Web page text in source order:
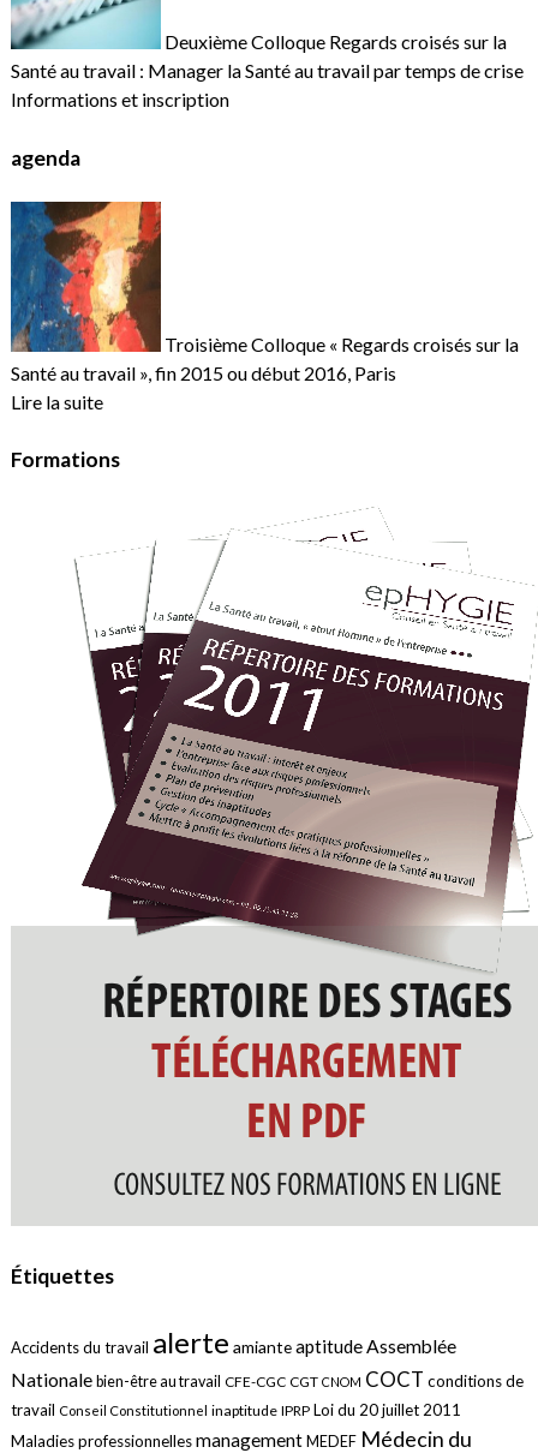
Deuxième Colloque Regards croisés sur la
Santé au travail : Manager la Santé au travail par temps de crise
Informations et inscription
agenda
Troisième Colloque « Regards croisés sur la
Santé au travail », fin 2015 ou début 2016, Paris
Lire la suite
Formations
Étiquettes
Accidents du travail alerte amianteaptitude Assemblée
Nationale bien-être au travail CFE-CGC CGT CNOM COCT conditions de
travail Conseil Constitutionnel inaptitude IPRP Loi du 20 juillet 2011
Maladies professionnellesmanagement MEDEF Médecin du